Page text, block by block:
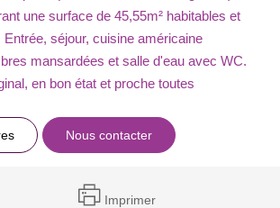
une surface de 45,55m² habitables et
Entrée, séjour, cuisine américaine
mansardées et salle d'eau avec WC.
en bon état et proche toutes
Nous contacter
Imprimer